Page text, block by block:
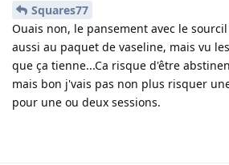
Squares77
Ouais non, le pansement avec le
aussi au paquet de vaseline, mais vu
que ça tienne...Ca risque d'être
mais bon j'vais pas non plus risquer
pour une ou deux sessions.